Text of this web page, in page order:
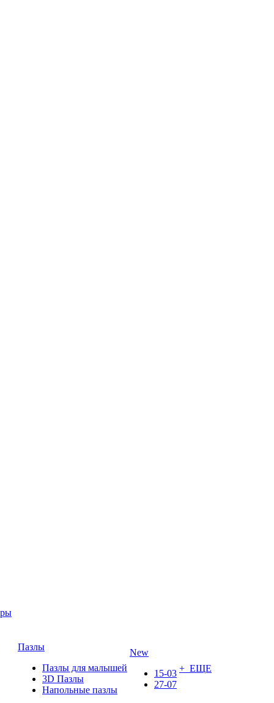
Пазлы
Пазлы для малышей
3D Пазлы
Напольные пазлы
New
15-03
27-07
+ ЕЩЕ